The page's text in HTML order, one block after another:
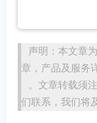
声明：本文章
章，产品及服务
。文章转载须
们联系，我们将